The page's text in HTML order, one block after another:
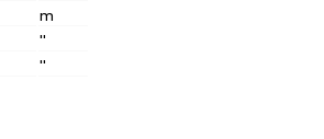
m
''
''